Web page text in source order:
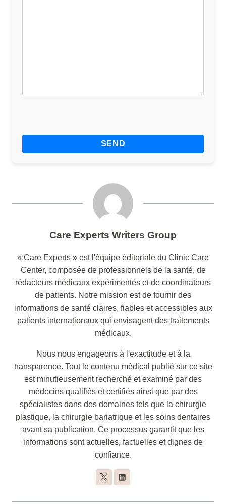
Care Experts Writers Group
« Care Experts » est l'équipe éditoriale du Clinic Care
Center, composée de professionnels de la santé, de
rédacteurs médicaux expérimentés et de coordinateurs
de patients. Notre mission est de fournir des
informations de santé claires, fiables et accessibles aux
patients internationaux qui envisagent des traitements
médicaux.
Nous nous engageons à l'exactitude et à la
transparence. Tout le contenu médical publié sur ce site
est minutieusement recherché et examiné par des
médecins qualifiés et certifiés ainsi que par des
spécialistes dans des domaines tels que la chirurgie
plastique, la chirurgie bariatrique et les soins dentaires
avant sa publication. Ce processus garantit que les
informations sont actuelles, factuelles et dignes de
confiance.